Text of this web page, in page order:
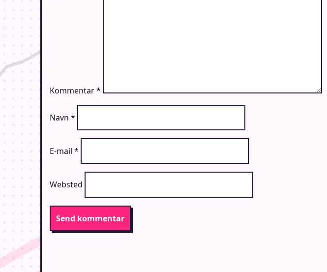
Kommentar*
Navn *
E-mail *
Websted